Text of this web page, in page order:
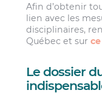
Afin d’obtenir
lien avec les
disciplinaires,
Québec et sur
Le dossier